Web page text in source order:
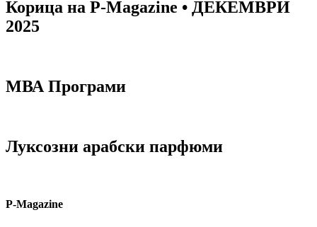
Корица на P-Magazine • ДЕКЕМВРИ
2025
МВА Програми
Луксозни арабски парфюми
P-Magazine